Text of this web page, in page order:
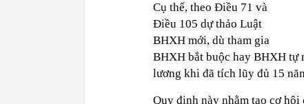
Cụ thể, theo Điều 71 và
Điều 105 dự thảo Luật
BHXH mới, dù tham gia
BHXH bắt buộc hay BHXH tự
lương khi đã tích lũy đủ 15
Quy định này nhằm tạo cơ